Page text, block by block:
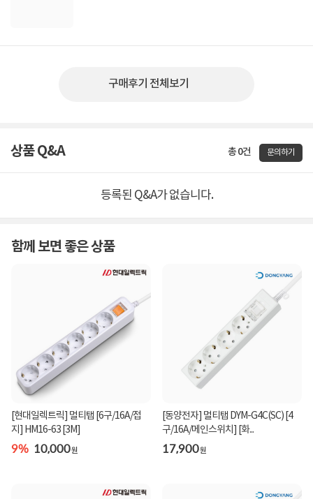
구매후기 전체보기
상품 Q&A 총 0건 문의하기
등록된 Q&A가 없습니다.
함께 보면 좋은 상품
[현대일렉트릭] 멀티탭 [6구/16A/접
지] HM16-63 [3M]
9% 10,000원
[동양전자] 멀티탭 DYM-G4C(SC) [4
구/16A/메인스위치] [화...
17,900원